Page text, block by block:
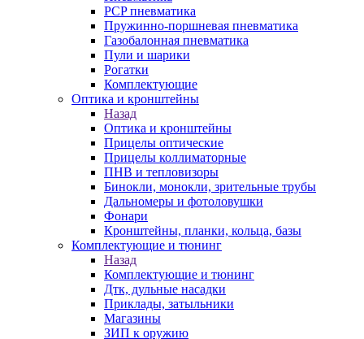
PCP пневматика
Пружинно-поршневая пневматика
Газобалонная пневматика
Пули и шарики
Рогатки
Комплектующие
Оптика и кронштейны
Назад
Оптика и кронштейны
Прицелы оптические
Прицелы коллиматорные
ПНВ и тепловизоры
Бинокли, монокли, зрительные трубы
Дальномеры и фотоловушки
Фонари
Кронштейны, планки, кольца, базы
Комплектующие и тюнинг
Назад
Комплектующие и тюнинг
Дтк, дульные насадки
Приклады, затыльники
Магазины
ЗИП к оружию